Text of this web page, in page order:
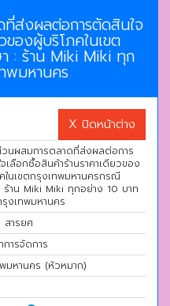
ส่งผลต่อการตัดสินใจ
ของผู้บริโภคในเขต
: ร้าน Miki Miki ทุก
พมหานคร
X ปิดหน้าต่าง
นผสมการตลาดที่ส่งผลต่อการ
เลือกซื้อสินค้าร้านราคาเดียวของ
ในเขตกรุงเทพมหานครกรณี
ร้าน Miki Miki ทุกอย่าง 10 บาท
รุงเทพมหานคร
ารยศ
การจัดการ
มหานคร (หัวหมาก)